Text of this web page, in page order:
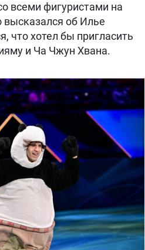
всеми фигуристами на
высказался об Илье
что хотел бы пригласить
и Ча Чжун Хвана.